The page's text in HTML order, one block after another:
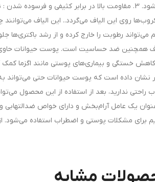
می‌شود. 3. مقاومت بالا در برابر کثیفی و فرسوده
همچنین ضد حساسیت است. پوست حیوانات حاوی
نشان داده است که پوست حیوانات حتی می‌تواند
راحتی ندارید، بعد از استفاده از این محصول
یک عامل آرام‌بخش و دارای خواص
برای مشکلات پوستی و اضطراب استفاده می‌شود.
مشابه